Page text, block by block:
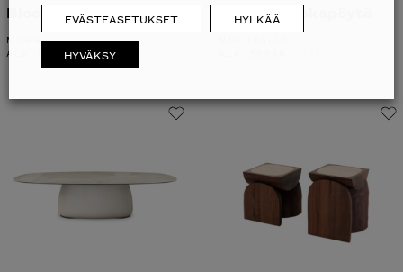
Block senkki
MOGG
ALK. 5234€ UUSI
Bonnet ruokapöytä
EVÄSTEASETUKSET HYLKÄÄ
HYVÄKSY